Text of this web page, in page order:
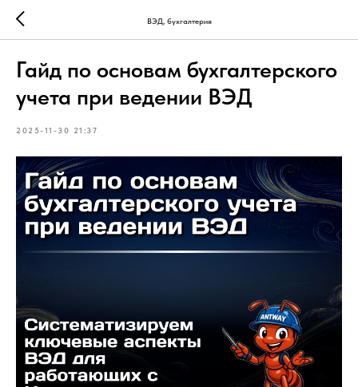
ВЭД, бухгалтерия
Гайд по основам бухгалтерского
учета при ведении ВЭД
2025-11-30 21:37